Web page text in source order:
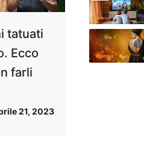
tatuati
Ecco
farli
21, 2023